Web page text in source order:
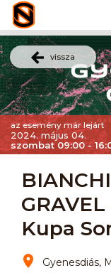
vissza
az esemény már lejárt
2024. május 04.
szombat 09:00 -
Kupa
Gyenesdiás,